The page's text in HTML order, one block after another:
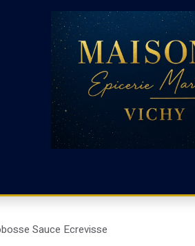
Sauce Ecrevisse